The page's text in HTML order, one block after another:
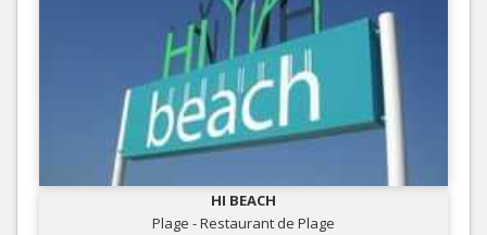
HI BEACH
Plage - Restaurant de Plage